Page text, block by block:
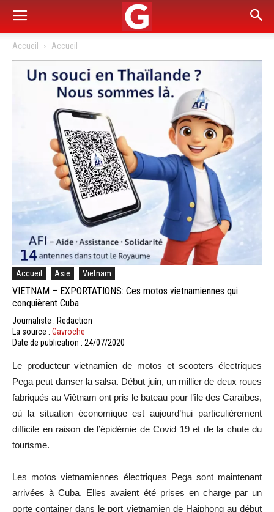
Accueil Accueil
Accueil Asie Vietnam
VIETNAM – EXPORTATIONS: Ces motos vietnamiennes qui
conquièrent Cuba
Journaliste : Redaction
La source : Gavroche
Date de publication : 24/07/2020
Le producteur vietnamien de motos et scooters électriques
Pega peut danser la salsa. Début juin, un millier de deux roues
fabriqués au Viêtnam ont pris le bateau pour l’île des Caraïbes,
où la situation économique est aujourd’hui particulièrement
difficile en raison de l’épidémie de Covid 19 et de la chute du
tourisme.
Les motos vietnamiennes électriques Pegasont maintenant
arrivées à Cuba. Elles avaient été prises en charge par un
porte container dans le port vietnamien de Haiphong au début